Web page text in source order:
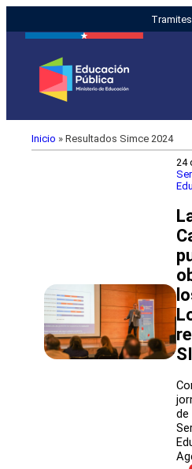
Inicio » Resultados Simce 2024
24
de